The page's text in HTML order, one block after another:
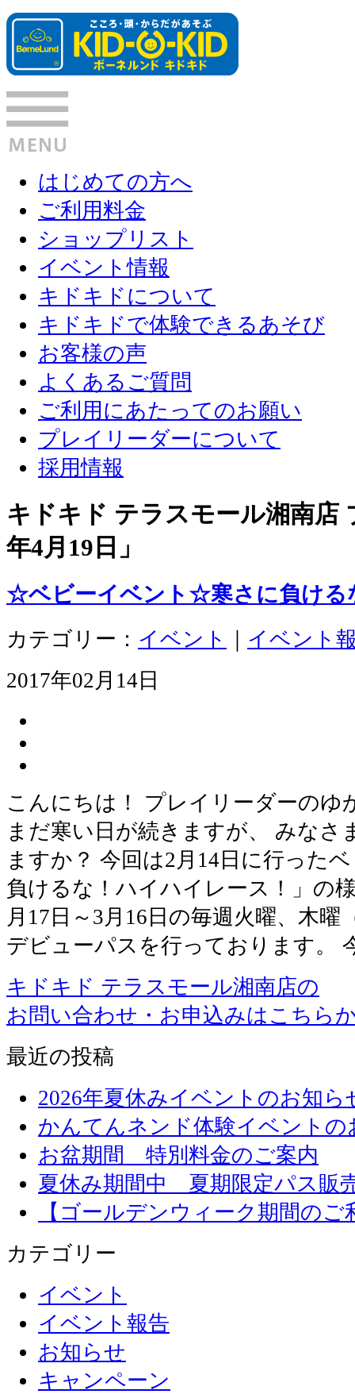
はじめての方へ
ご利用料金
ショップリスト
イベント情報
キドキドについて
キドキドで体験できるあそび
お客様の声
よくあるご質問
ご利用にあたってのお願い
プレイリーダーについて
採用情報
キドキド テラスモール湘南
年4月19日 」
☆ベビーイベント☆寒さに負ける
カテゴリー： イベント
イベント
2017年02月14日
こんにちは！ プレイリーダーのゆ
まだ寒い日が続きますが、 みなさ
ますか？ 今回は2月14日に行った
負けるな！ハイハイレース！」の
月17日～3月16日の毎週火曜、木
デビューパスを行っております。
キドキド テラスモール湘南店の
お問い合わせ・お申込みはこちら
最近の投稿
2026年夏休みイベントのお知
かんてんネンド体験イベント
お盆期間 特別料金のご案内
夏休み期間中 夏期限定パス販
【ゴールデンウィーク期間の
カテゴリー
イベント
イベント報告
お知らせ
キャンペーン